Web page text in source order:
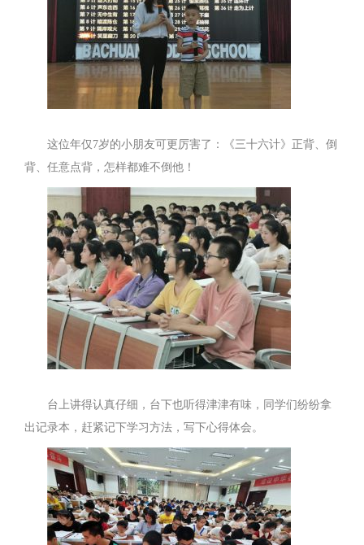
这位年仅7岁的小朋友可更厉害了：《三十六计》正背、倒
背、任意点背，怎样都难不倒他！
台上讲得认真仔细，台下也听得津津有味，同学们纷纷拿
出记录本，赶紧记下学习方法，写下心得体会。